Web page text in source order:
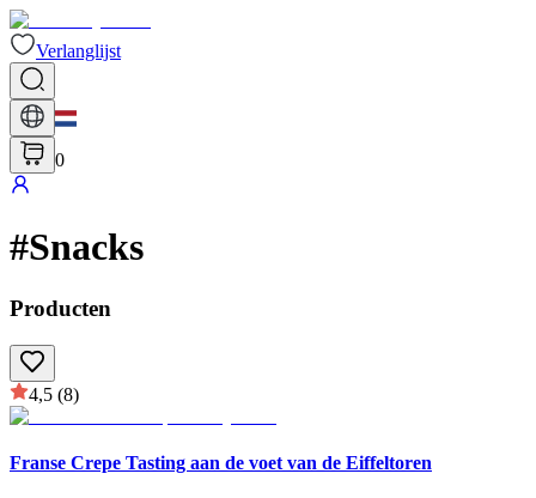
Verlanglijst
0
#Snacks
Producten
4,5 (8)
Franse Crepe Tasting aan de voet van de Eiffeltoren